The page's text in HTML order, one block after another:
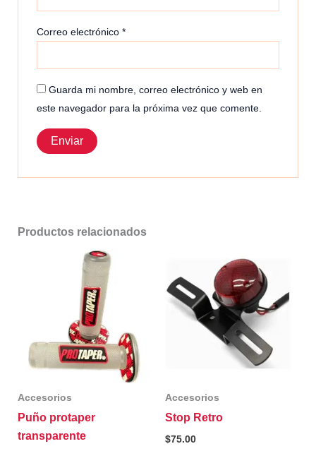
Correo electrónico*
Guarda mi nombre, correo electrónico y web en
este navegador para la próxima vez que comente.
Productos relacionados
Accesorios
Puño protaper
transparente
Accesorios
Stop Retro
$75.00